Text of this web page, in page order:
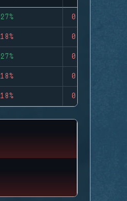
27% 0
18% 0
27% 0
18% 0
18% 0